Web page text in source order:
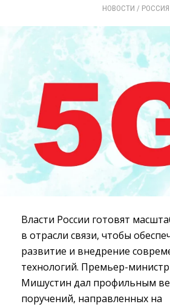
НОВОСТИ / РОССИЯ
Власти России готовят
в отрасли связи, чтобы
развитие и внедрение
технологий. Премьер-
Мишустин дал профильным
поручений, направленных на